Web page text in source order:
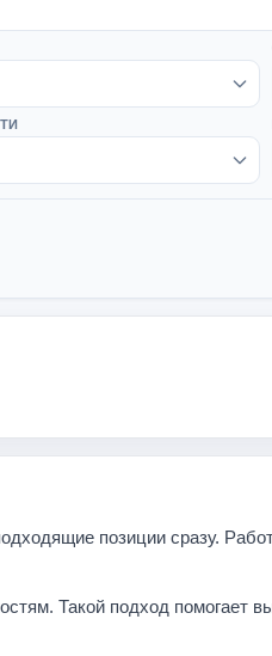
позиции сразу.
Такой подход помогает